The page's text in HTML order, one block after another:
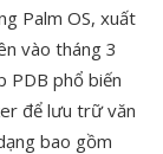
Palm OS, xuất
vào tháng 3
PDB phổ biến
để lưu trữ văn
bao gồm